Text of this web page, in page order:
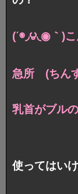
(΄◉◞౪◟◉｀)
急所 (ちん
乳首がブル
使ってはい